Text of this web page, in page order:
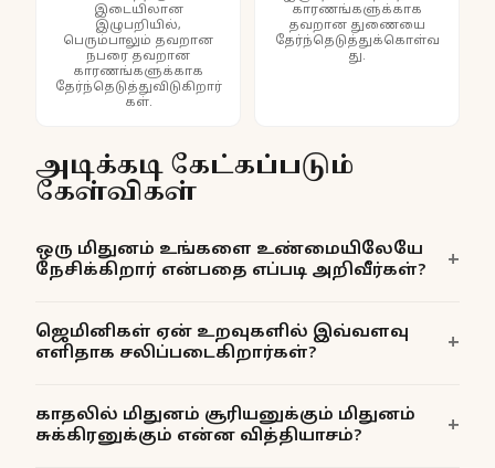
இடையிலான
இழுபறியில்,
பெரும்பாலும் தவறான
நபரை தவறான
காரணங்களுக்காக
தேர்ந்தெடுத்துவிடுகிறார்
கள்.
காரணங்களுக்காக
தவறான துணையை
தேர்ந்தெடுத்துக்கொள்வ
து.
அடிக்கடி கேட்கப்படும்
கேள்விகள்
ஒரு மிதுனம் உங்களை உண்மையிலேயே
நேசிக்கிறார் என்பதை எப்படி அறிவீர்கள்?
ஜெமினிகள் ஏன் உறவுகளில் இவ்வளவு
எளிதாக சலிப்படைகிறார்கள்?
காதலில் மிதுனம் சூரியனுக்கும் மிதுனம்
சுக்கிரனுக்கும் என்ன வித்தியாசம்?